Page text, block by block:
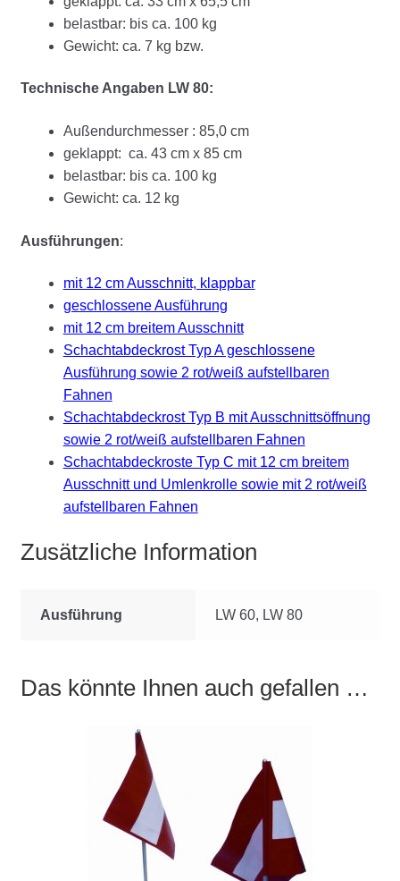
belastbar: bis ca. 100 kg
Gewicht: ca. 7 kg bzw.
Technische Angaben LW 80:
Außendurchmesser : 85,0 cm
geklappt: ca. 43 cm x 85 cm
belastbar: bis ca. 100 kg
Gewicht: ca. 12 kg
Ausführungen:
mit 12 cm Ausschnitt, klappbar
geschlossene Ausführung
mit 12 cm breitem Ausschnitt
Schachtabdeckrost Typ A geschlossene
Ausführung sowie 2 rot/weiß aufstellbaren
Fahnen
Schachtabdeckrost Typ B mit Ausschnittsöffnung
sowie 2 rot/weiß aufstellbaren Fahnen
Schachtabdeckroste Typ C mit 12 cm breitem
Ausschnitt und Umlenkrolle sowie mit 2 rot/weiß
aufstellbaren Fahnen
Zusätzliche Information
Ausführung LW 60, LW 80
Das könnte Ihnen auch gefallen …